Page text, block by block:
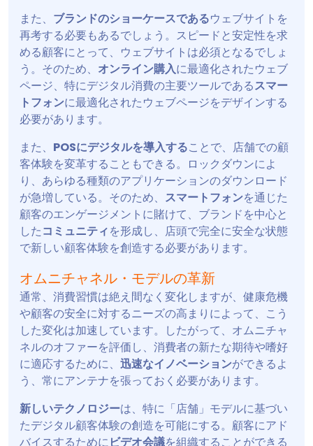
また、 ブランドのショーケースであるウェブサイトを
再考する必要もあるでしょう。スピードと安定性を求
める顧客にとって、ウェブサイトは必須となるでしょ
う。そのため、 オンライン購入に最適化されたウェブ
ページ、特にデジタル消費の主要ツールであるスマー
トフォンに最適化されたウェブページをデザインする
必要があります。
また、 POSにデジタルを導入することで、店舗での顧
客体験を変革することもできる。ロックダウンによ
り、あらゆる種類のアプリケーションのダウンロード
が急増している。そのため、 スマートフォンを通じた
顧客のエンゲージメントに賭けて、ブランドを中心と
したコミュニティを形成し、店頭で完全に安全な状態
で新しい顧客体験を創造する必要があります。
オムニチャネル・モデルの革新
通常、消費習慣は絶え間なく変化しますが、健康危機
や顧客の安全に対するニーズの高まりによって、こう
した変化は加速しています。したがって、オムニチャ
ネルのオファーを評価し、消費者の新たな期待や嗜好
に適応するために、 迅速なイノベーションができるよ
う、常にアンテナを張っておく必要があります。
新しいテクノロジーは、特に「店舗」モデルに基づい
たデジタル顧客体験の創造を可能にする。顧客にアド
バイスするためにビデオ会議を組織することができる